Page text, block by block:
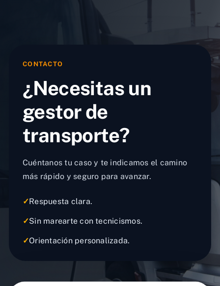
CONTACTO
¿Necesitas un
gestor de
transporte?
Cuéntanos tu caso y te indicamos el camino
más rápido y seguro para avanzar.
✓Respuesta clara.
✓Sin marearte con tecnicismos.
✓Orientación personalizada.